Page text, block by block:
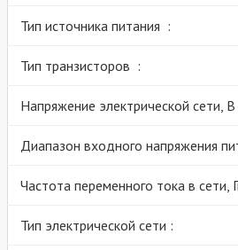
Тип источника питания :
Тип транзисторов :
Напряжение электрической сети, В
Диапазон входного напряжения
Частота переменного тока в сети,
Тип электрической сети :